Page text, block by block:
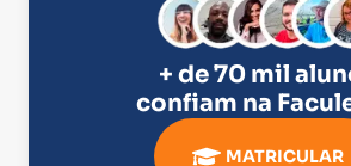
+ de 70 mil
confiam na
MATRICULAR